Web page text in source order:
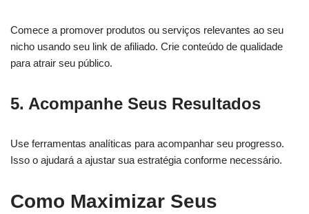
Comece a promover produtos ou serviços relevantes ao seu
nicho usando seu link de afiliado. Crie conteúdo de qualidade
para atrair seu público.
5. Acompanhe Seus Resultados
Use ferramentas analíticas para acompanhar seu progresso.
Isso o ajudará a ajustar sua estratégia conforme necessário.
Como Maximizar Seus